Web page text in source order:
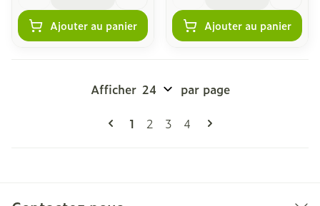
Ajouter au panier Ajouter au panier
Pages
Vous lisez actuellement la page
1 Page
2 Page
3 Page
4
Afficher par page